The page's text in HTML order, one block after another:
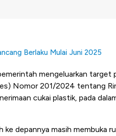
Berlaku Mulai Juni 2025
mengeluarkan target
Nomor 201/2024 tentang
cukai plastik, pada
depannya masih membuka